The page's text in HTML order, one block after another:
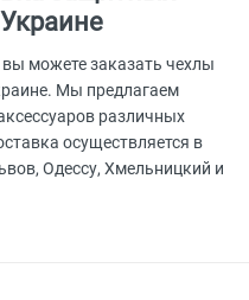
можете заказать чехлы
Мы предлагаем
различных
осуществляется в
Одессу, Хмельницкий и